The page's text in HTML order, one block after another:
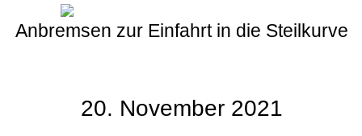
Anbremsen zur Einfahrt in die Steilkurve
20. November 2021